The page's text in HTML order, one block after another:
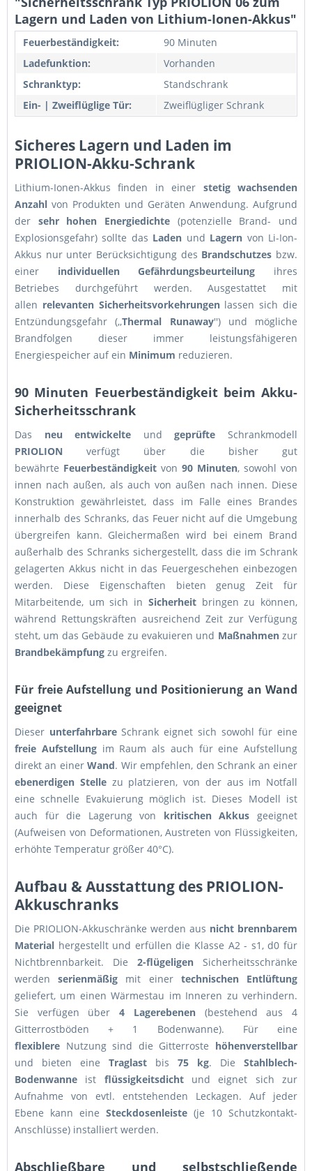
Lagern und Laden von Lithium-Ionen-Akkus"
Feuerbeständigkeit:
90 Minuten
Ladefunktion:
Vorhanden
Schranktyp:
Standschrank
Ein- | Zweiflüglige Tür:
Zweiflügliger Schrank
Sicheres Lagern und Laden im
PRIOLION-Akku-Schrank
Lithium-Ionen-Akkus finden in einer stetig wachsenden
Anzahl von Produkten und Geräten Anwendung. Aufgrund
der sehr hohen Energiedichte (potenzielle Brand- und
Explosionsgefahr) sollte das Laden und Lagern von Li-Ion-
Akkus nur unter Berücksichtigung des Brandschutzes bzw.
einer individuellen Gefährdungsbeurteilung ihres
Betriebes durchgeführt werden. Ausgestattet mit
allen relevanten Sicherheitsvorkehrungenlassen sich die
Entzündungsgefahr (,,Thermal Runaway'') und mögliche
Brandfolgen dieser immer leistungsfähigeren
Energiespeicher auf ein Minimum reduzieren.
90 Minuten Feuerbeständigkeit beim Akku-
Sicherheitsschrank
Das neu entwickelte und geprüfte Schrankmodell
PRIOLION verfügt über die bisher gut
bewährte Feuerbeständigkeit von 90 Minuten, sowohl von
innen nach außen, als auch von außen nach innen. Diese
Konstruktion gewährleistet, dass im Falle eines Brandes
innerhalb des Schranks, das Feuer nicht auf die Umgebung
übergreifen kann. Gleichermaßen wird bei einem Brand
außerhalb des Schranks sichergestellt, dass die im Schrank
gelagerten Akkus nicht in das Feuergeschehen einbezogen
werden. Diese Eigenschaften bieten genug Zeit für
Mitarbeitende, um sich in Sicherheitbringen zu können,
während Rettungskräften ausreichend Zeit zur Verfügung
steht, um das Gebäude zu evakuieren und Maßnahmenzur
Brandbekämpfung zu ergreifen.
Für freie Aufstellung und Positionierung an Wand
geeignet
Dieser unterfahrbareSchrank eignet sich sowohl für eine
freie Aufstellungim Raum als auch für eine Aufstellung
direkt an einerWand. Wir empfehlen, den Schrank an einer
ebenerdigen Stellezu platzieren, von der aus im Notfall
eine schnelle Evakuierung möglich ist. Dieses Modell ist
auch für die Lagerung von kritischen Akkus geeignet
(Aufweisen von Deformationen, Austreten von Flüssigkeiten,
erhöhte Temperatur größer 40°C).
Aufbau & Ausstattung des PRIOLION-
Akkuschranks
Die PRIOLION-Akkuschränke werden aus nicht brennbarem
Material hergestellt und erfüllen die Klasse A2 - s1, d0 für
Nichtbrennbarkeit. Die 2-flügeligen Sicherheitsschränke
werdenserienmäßig mit einertechnischen Entlüftung
geliefert, um einen Wärmestau im Inneren zu verhindern.
Sie verfügen über4 Lagerebenen(bestehend aus 4
Gitterrostböden + 1 Bodenwanne). Für eine
flexiblere Nutzung sind die Gitterroste höhenverstellbar
und bieten eine Traglast bis 75 kg. Die Stahlblech-
Bodenwanne ist flüssigkeitsdichtund eignet sich zur
Aufnahme von evtl. entstehenden Leckagen. Auf jeder
Ebene kann eine Steckdosenleiste (je 10 Schutzkontakt-
Anschlüsse) installiert werden.
Abschließbare und selbstschließende